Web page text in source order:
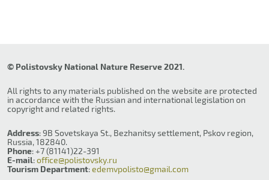
© Polistovsky National Nature Reserve 2021.
All rights to any materials published on the website are protected
in accordance with the Russian and international legislation on
copyright and related rights.
Address: 9B Sovetskaya St., Bezhanitsy settlement, Pskov region,
Russia, 182840.
Phone: +7 (81141)22-391
E-mail:office@polistovsky.ru
Tourism Department:edemvpolisto@gmail.com